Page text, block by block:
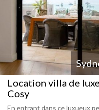
Location villa de
Cosy
En entrant dans ce luxueux